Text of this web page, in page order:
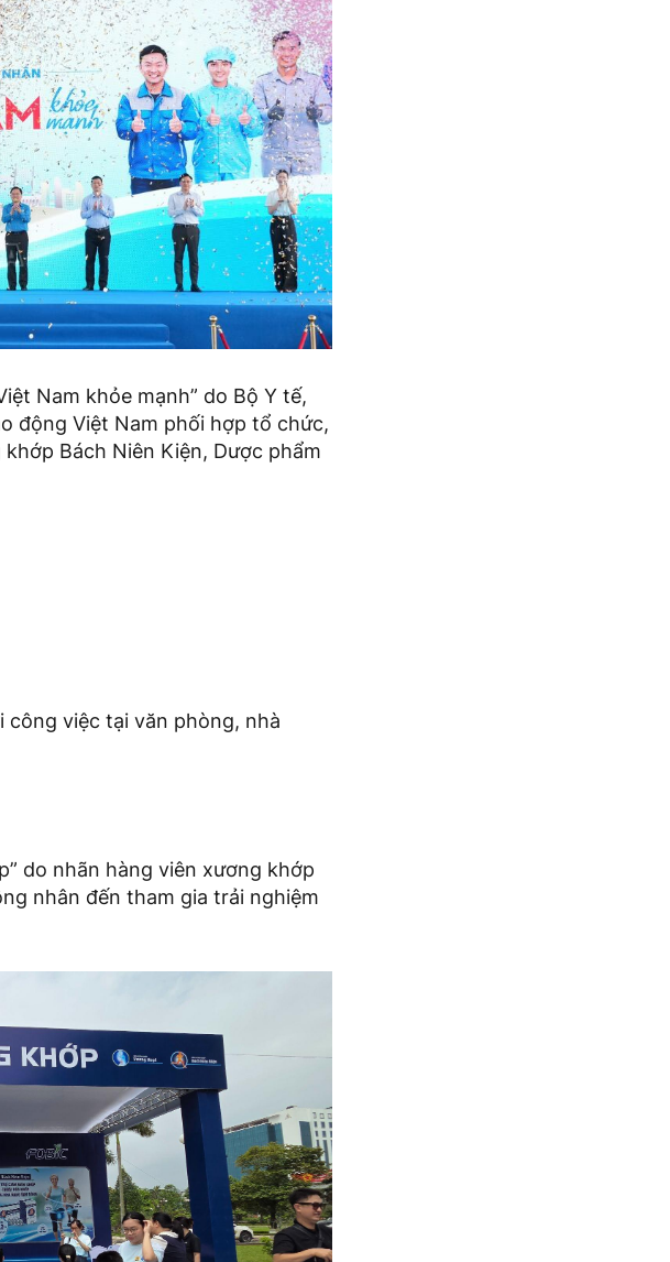
Nam khỏe mạnh” do Bộ Y tế,
động Việt Nam phối hợp tổ chức,
Bách Niên Kiện, Dược phẩm
việc tại văn phòng, nhà
do nhãn hàng viên xương khớp
nhân đến tham gia trải nghiệm